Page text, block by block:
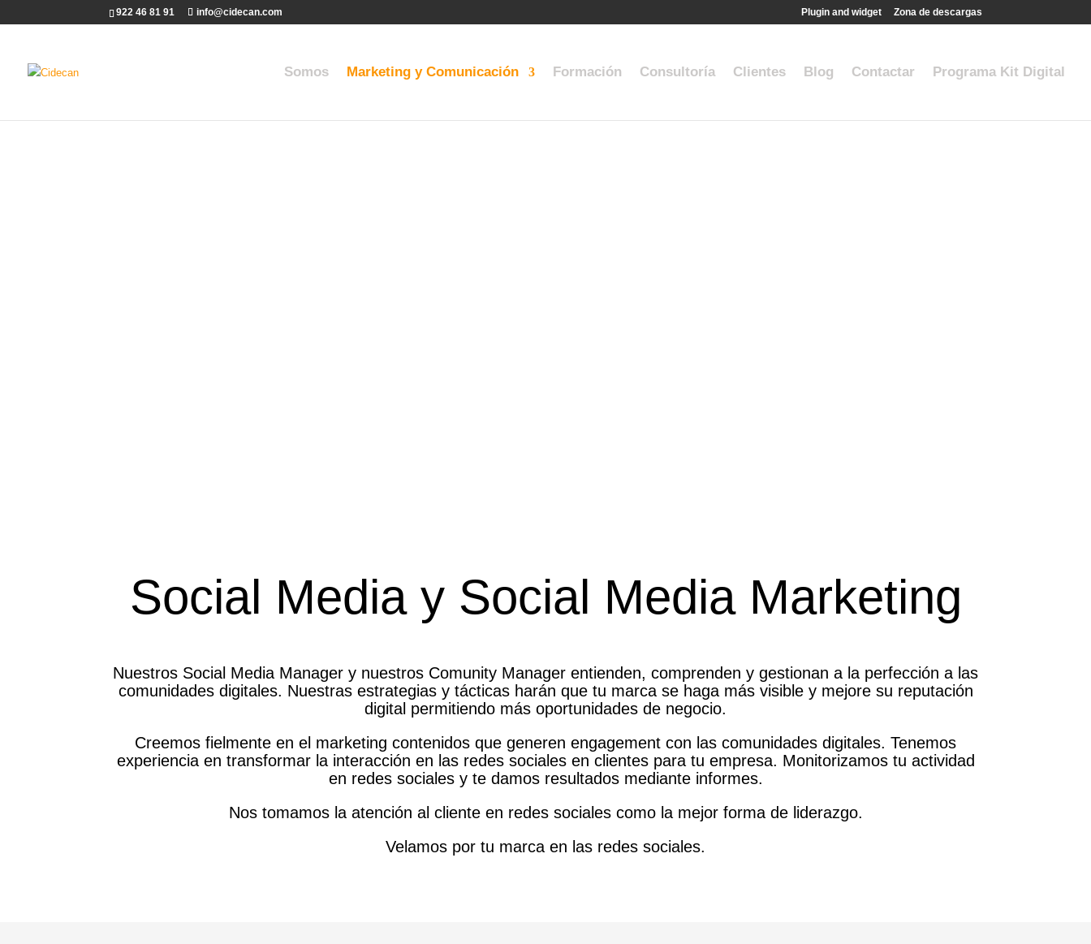
922 46 81 91 info@cidecan.com Plugin and widget Zona de descargas
Somos Marketing y Comunicación Formación Consultoría Clientes Blog Contactar Programa Kit Digital
Social Media y Social Media Marketing
Nuestros Social Media Manager y nuestros Comunity Manager entienden, comprenden y gestionan a la perfección a las
comunidades digitales. Nuestras estrategias y tácticas harán que tu marca se haga más visible y mejore su reputación
digital permitiendo más oportunidades de negocio.
Creemos fielmente en el marketing contenidos que generen engagement con las comunidades digitales. Tenemos
experiencia en transformar la interacción en las redes sociales en clientes para tu empresa. Monitorizamos tu actividad
en redes sociales y te damos resultados mediante informes.
Nos tomamos la atención al cliente en redes sociales como la mejor forma de liderazgo.
Velamos por tu marca en las redes sociales.